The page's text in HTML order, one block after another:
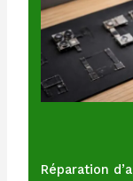
Réparation